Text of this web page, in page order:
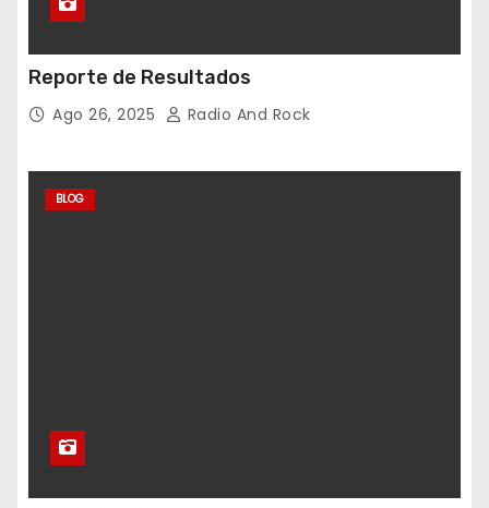
Reporte de Resultados
Ago 26, 2025 Radio And Rock
BLOG